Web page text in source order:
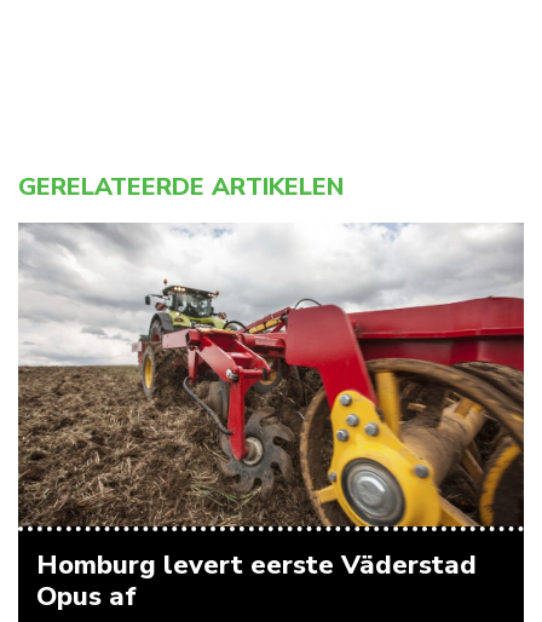
GERELATEERDE ARTIKELEN
Homburg levert eerste Väderstad
Opus af